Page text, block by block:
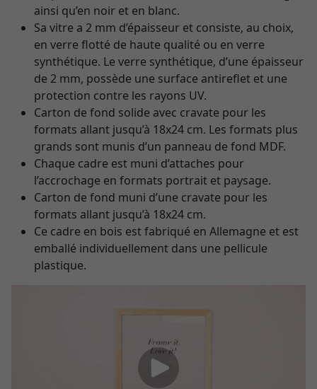
ainsi qu’en noir et en blanc.
Sa vitre a 2 mm d’épaisseur et consiste, au choix,
en verre flotté de haute qualité ou en verre
synthétique. Le verre synthétique, d’une épaisseur
de 2 mm, possède une surface antireflet et une
protection contre les rayons UV.
Carton de fond solide avec cravate pour les
formats allant jusqu’à 18x24 cm. Les formats plus
grands sont munis d’un panneau de fond MDF.
Chaque cadre est muni d’attaches pour
l’accrochage en formats portrait et paysage.
Carton de fond muni d’une cravate pour les
formats allant jusqu’à 18x24 cm.
Ce cadre en bois est fabriqué en Allemagne et est
emballé individuellement dans une pellicule
plastique.